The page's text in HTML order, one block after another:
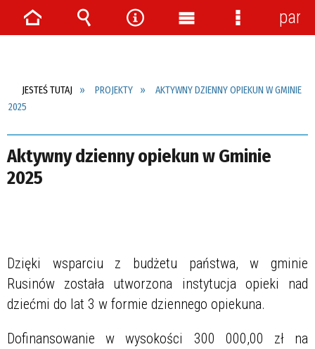
JESTEŚ TUTAJ PROJEKTY
AKTYWNY DZIENNY OPIEKUN W GMINIE
2025
Aktywny dzienny opiekun w Gminie
2025
Dzięki wsparciu z budżetu państwa, w gminie
Rusinów została utworzona instytucja opieki nad
dziećmi do lat 3 w formie dziennego opiekuna.
Dofinansowanie w wysokości 300 000,00 zł na
Strona Wyszukiwarka
NarzędziaMenu
Menu
panel